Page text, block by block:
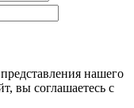
нашего
вы соглашаетесь с